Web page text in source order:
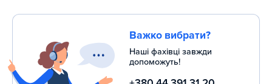
Важко вибрати?
Наші фахівці завжди
допоможуть!